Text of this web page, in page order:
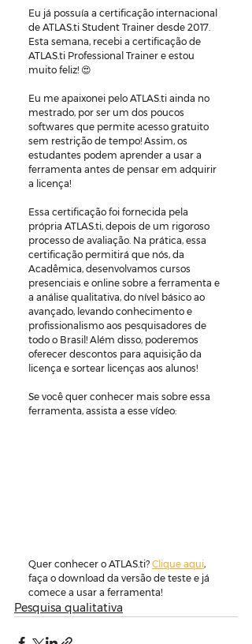
Eu já possuía a certificação internacional
de ATLAS.ti Student Trainer desde 2017.
Esta semana, recebi a certificação de
ATLAS.ti Professional Trainer e estou
muito feliz! 😍
Eu me apaixonei pelo ATLAS.ti ainda no
mestrado, por ser um dos poucos
softwares que permite acesso gratuito
sem restrição de tempo! Assim, os
estudantes podem aprender a usar a
ferramenta antes de pensar em adquirir
a licença!
Essa certificação foi fornecida pela
própria ATLAS.ti, depois de um rigoroso
processo de avaliação. Na prática, essa
certificação permitirá que nós, da
Acadêmica, desenvolvamos cursos
presenciais e online sobre a ferramenta e
a análise qualitativa, do nível básico ao
avançado, levando conhecimento e
profissionalismo aos pesquisadores de
todo o Brasil! Além disso, poderemos
oferecer descontos para aquisição da
licença e sortear licenças aos alunos!
Se você quer conhecer mais sobre essa
ferramenta, assista a esse vídeo:
Quer conhecer o ATLAS.ti? Clique aqui,
faça o download da versão de teste e já
comece a usar a ferramenta!
Pesquisa qualitativa